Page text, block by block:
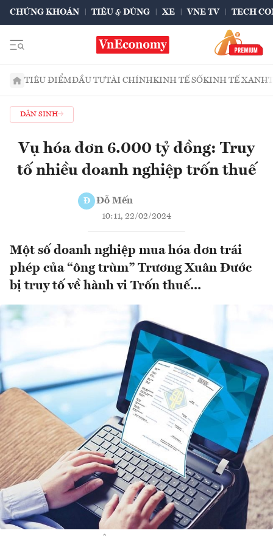
CHỨNG KHOÁN TIÊU & DÙNG XE VNE TV TECH
TIÊU ĐIỂMĐẦU TƯTÀI CHÍNHKINH TẾ SỐKINH TẾ XANH
DÂN SINH
Vụ hóa đơn 6.000 tỷ đồng: Truy
tố nhiều doanh nghiệp trốn thuế
Đ Đỗ Mến
10:11, 22/02/2024
Một số doanh nghiệp mua hóa đơn trái
phép của “ông trùm” Trương Xuân Đước
bị truy tố về hành vi Trốn thuế...